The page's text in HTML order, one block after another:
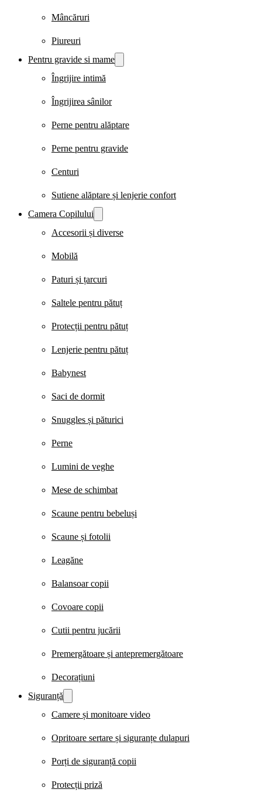
Mâncăruri
Piureuri
Pentru gravide si mame
Îngrijire intimă
Îngrijirea sânilor
Perne pentru alăptare
Perne pentru gravide
Centuri
Sutiene alăptare și lenjerie confort
Camera Copilului
Accesorii și diverse
Mobilă
Paturi și țarcuri
Saltele pentru pătuț
Protecții pentru pătuț
Lenjerie pentru pătuț
Babynest
Saci de dormit
Snuggles și păturici
Perne
Lumini de veghe
Mese de schimbat
Scaune pentru bebeluși
Scaune și fotolii
Leagăne
Balansoar copii
Covoare copii
Cutii pentru jucării
Premergătoare și antepremergătoare
Decorațiuni
Siguranță
Camere și monitoare video
Opritoare sertare și siguranțe dulapuri
Porți de siguranță copii
Protecții priză